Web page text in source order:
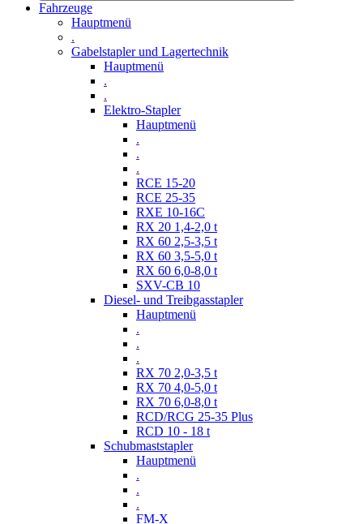
Fahrzeuge
Hauptmenü
.
Gabelstapler und Lagertechnik
Hauptmenü
.
.
Elektro-Stapler
Hauptmenü
.
.
.
RCE 15-20
RCE 25-35
RXE 10-16C
RX 20 1,4-2,0 t
RX 60 2,5-3,5 t
RX 60 3,5-5,0 t
RX 60 6,0-8,0 t
SXV-CB 10
Diesel- und Treibgasstapler
Hauptmenü
.
.
.
RX 70 2,0-3,5 t
RX 70 4,0-5,0 t
RX 70 6,0-8,0 t
RCD/RCG 25-35 Plus
RCD 10 - 18 t
Schubmaststapler
Hauptmenü
.
.
.
FM-X